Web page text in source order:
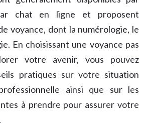
chat en ligne et proposent
voyance, dont la numérologie, le
En choisissant une voyance pas
votre avenir, vous pouvez
pratiques sur votre situation
ainsi que sur les
à prendre pour assurer votre